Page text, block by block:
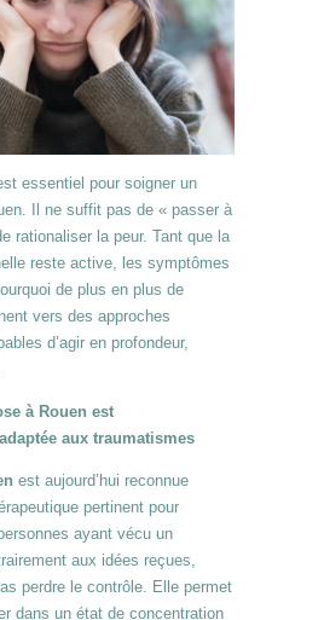
essentiel pour soigner un
Il ne suffit pas de « passer à
rationaliser la peur. Tant que la
reste active, les symptômes
de plus en plus de
vers des approches
d’agir en profondeur,
à Rouen est
aux traumatismes
est aujourd’hui reconnue
pertinent pour
ayant vécu un
aux idées reçues,
perdre le contrôle. Elle permet
dans un état de concentration